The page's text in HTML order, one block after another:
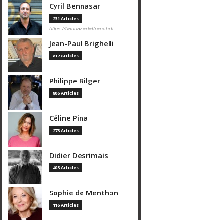
Cyril Bennasar
231 Articles
https://bennasarlaffranchi.fr
Jean-Paul Brighelli
817 Articles
Philippe Bilger
806 Articles
Céline Pina
273 Articles
Didier Desrimais
403 Articles
Sophie de Menthon
116 Articles